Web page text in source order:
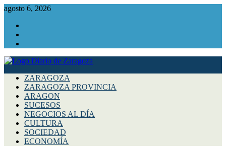
agosto 6, 2026
ZARAGOZA
ZARAGOZA PROVINCIA
ARAGON
SUCESOS
NEGOCIOS AL DÍA
CULTURA
SOCIEDAD
ECONOMÍA